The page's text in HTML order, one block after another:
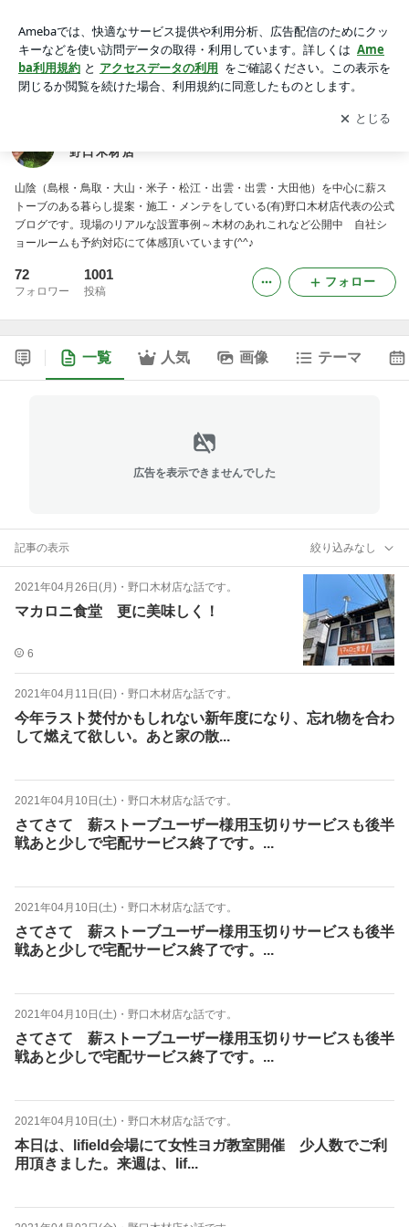
アプリをダウンロードして ブログの更新通知
を受け取りまし
ょう。
開く
野口木材店
山陰（島根・鳥取・大山・米子・松江・出雲・出雲・大田他）を中心に薪ス
トーブのある暮らし提案・施工・メンテをしている(有)野口木材店代表の公式
ブログです。現場のリアルな設置事例～木材のあれこれなど公開中 自社シ
ョールームも予約対応にて体感頂いています(^^♪
72
フォロワー
1001
投稿
フォロー
一覧 人気 画像 テーマ
広告を表示できませんでした
記事の表示 絞り込みなし
2021年04月26日(月) ・ 野口木材店な話です。
マカロニ食堂 更に美味しく！
6
2021年04月11日(日) ・ 野口木材店な話です。
今年ラスト焚付かもしれない新年度になり、忘れ物を合わ
して燃えて欲しい。あと家の散...
2021年04月10日(土) ・ 野口木材店な話です。
さてさて 薪ストーブユーザー様用玉切りサービスも後半
戦あと少しで宅配サービス終了です。...
2021年04月10日(土) ・ 野口木材店な話です。
さてさて 薪ストーブユーザー様用玉切りサービスも後半
戦あと少しで宅配サービス終了です。...
2021年04月10日(土) ・ 野口木材店な話です。
さてさて 薪ストーブユーザー様用玉切りサービスも後半
戦あと少しで宅配サービス終了です。...
2021年04月10日(土) ・ 野口木材店な話です。
本日は、lifield会場にて女性ヨガ教室開催 少人数でご利
用頂きました。来週は、lif...